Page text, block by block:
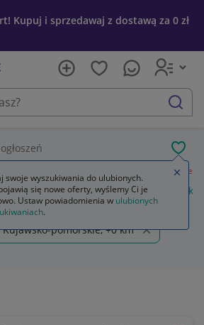
Kupuj i sprzedawaj z dostawą za 0 zł
szukaj
ogłoszeń
Męskie
bokserki męskie kąpielówki męskie
Kujawsko-pomorskie, +0 km
swoje wyszukiwania do ulubionych.
się nowe oferty, wyślemy Ci je
Ustaw powiadomienia w ulubionych
.